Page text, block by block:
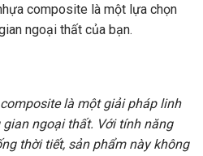
composite là một lựa chọn
ngoại thất của bạn.
là một giải pháp linh
ngoại thất. Với tính năng
thời tiết, sản phẩm này không